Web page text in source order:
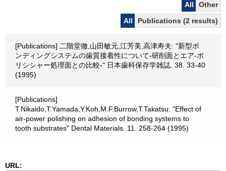
All
Other
All
Publications (2 results)
[Publications] 二階堂徹,山田敏元,江芳美,高津寿夫: "新型ボ
ンディングシステムの歯質接着性について-研削面とエア-ポ
リシシャー処理面との比較-" 日本歯科保存学雑誌. 38. 33-40
(1995)
[Publications]
T.Nikaido,T.Yamada,Y.Koh,M.F.Burrow,T.Takatsu: "Effect of
air-power polishing on adhesion of bonding systems to
tooth substrates" Dental Materials. 11. 258-264 (1995)
URL: